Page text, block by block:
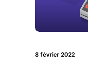
8 février 2022